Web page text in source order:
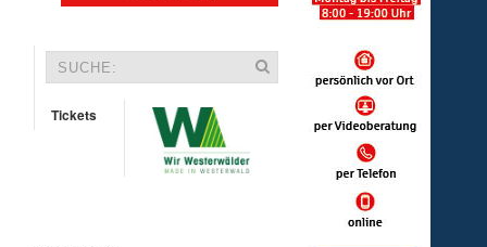
Tickets